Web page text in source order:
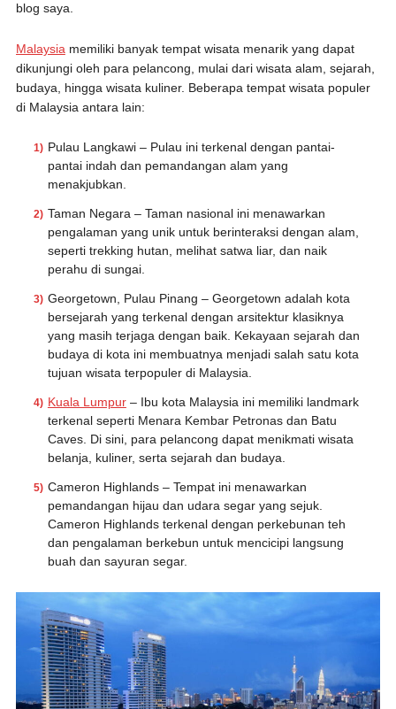
blog saya.
Malaysiamemiliki banyak tempat wisata menarik yang dapat
dikunjungi oleh para pelancong, mulai dari wisata alam, sejarah,
budaya, hingga wisata kuliner. Beberapa tempat wisata populer
di Malaysia antara lain:
Pulau Langkawi – Pulau ini terkenal dengan pantai-
pantai indah dan pemandangan alam yang
menakjubkan.
Taman Negara – Taman nasional ini menawarkan
pengalaman yang unik untuk berinteraksi dengan alam,
seperti trekking hutan, melihat satwa liar, dan naik
perahu di sungai.
Georgetown, Pulau Pinang – Georgetown adalah kota
bersejarah yang terkenal dengan arsitektur klasiknya
yang masih terjaga dengan baik. Kekayaan sejarah dan
budaya di kota ini membuatnya menjadi salah satu kota
tujuan wisata terpopuler di Malaysia.
Kuala Lumpur– Ibu kota Malaysia ini memiliki landmark
terkenal seperti Menara Kembar Petronas dan Batu
Caves. Di sini, para pelancong dapat menikmati wisata
belanja, kuliner, serta sejarah dan budaya.
Cameron Highlands – Tempat ini menawarkan
pemandangan hijau dan udara segar yang sejuk.
Cameron Highlands terkenal dengan perkebunan teh
dan pengalaman berkebun untuk mencicipi langsung
buah dan sayuran segar.